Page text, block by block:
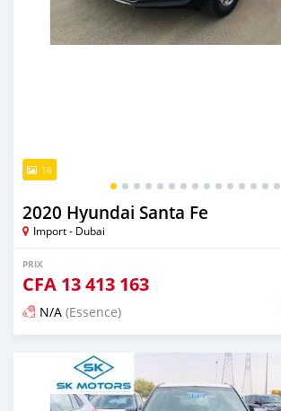
16
2020 Hyundai Santa Fe
Import - Dubai
PRIX
CFA 13 413 163
N/A (Essence)